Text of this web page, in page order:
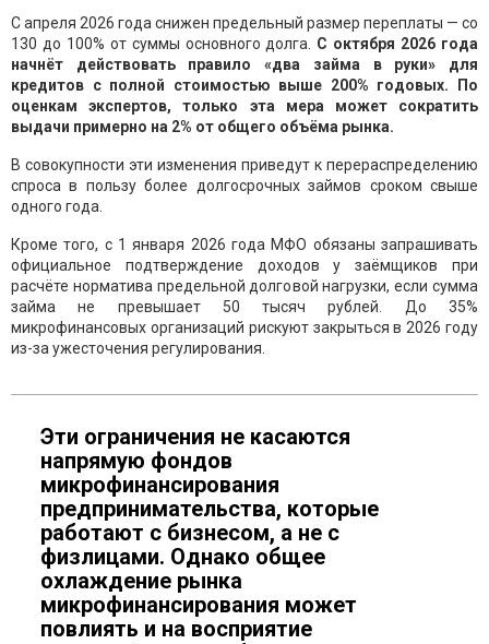
С апреля 2026 года снижен предельный размер переплаты — со
130 до 100% от суммы основного долга. С октября 2026 года
начнёт действовать правило «два займа в руки» для
кредитов с полной стоимостью выше 200% годовых. По
оценкам экспертов, только эта мера может сократить
выдачи примерно на 2% от общего объёма рынка.
В совокупности эти изменения приведут к перераспределению
спроса в пользу более долгосрочных займов сроком свыше
одного года.
Кроме того, с 1 января 2026 года МФО обязаны запрашивать
официальное подтверждение доходов у заёмщиков при
расчёте норматива предельной долговой нагрузки, если сумма
займа не превышает 50 тысяч рублей. До 35%
микрофинансовых организаций рискуют закрыться в 2026 году
из-за ужесточения регулирования.
Эти ограничения не касаются
напрямую фондов
микрофинансирования
предпринимательства, которые
работают с бизнесом, а не с
физлицами. Однако общее
охлаждение рынка
микрофинансирования может
повлиять и на восприятие